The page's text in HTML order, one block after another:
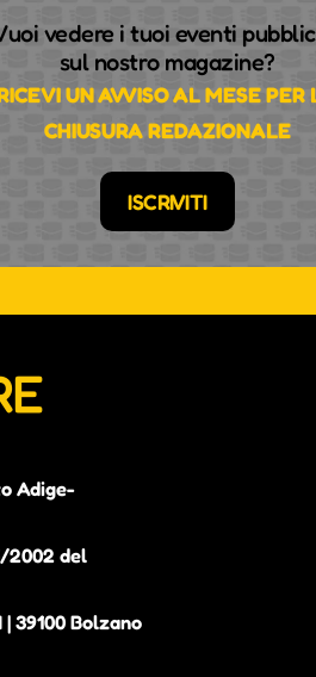
vedere i tuoi eventi
sul nostro magazine?
UN AVVISO AL MESE PER
CHIUSURA REDAZIONALE
ISCRIVITI
Adige-
2002 del
39100 Bolzano